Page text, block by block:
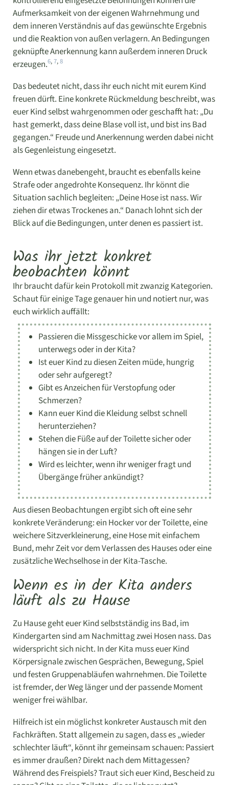
Aufmerksamkeit von der eigenen Wahrnehmung und
dem inneren Verständnis auf das gewünschte Ergebnis
und die Reaktion von außen verlagern. An Bedingungen
geknüpfte Anerkennung kann außerdem inneren Druck
erzeugen.6,7,8
Das bedeutet nicht, dass ihr euch nicht mit eurem Kind
freuen dürft. Eine konkrete Rückmeldung beschreibt, was
euer Kind selbst wahrgenommen oder geschafft hat: „Du
hast gemerkt, dass deine Blase voll ist, und bist ins Bad
gegangen.“ Freude und Anerkennung werden dabei nicht
als Gegenleistung eingesetzt.
Wenn etwas danebengeht, braucht es ebenfalls keine
Strafe oder angedrohte Konsequenz. Ihr könnt die
Situation sachlich begleiten: „Deine Hose ist nass. Wir
ziehen dir etwas Trockenes an.“ Danach lohnt sich der
Blick auf die Bedingungen, unter denen es passiert ist.
Was ihr jetzt konkret
beobachten könnt
Ihr braucht dafür kein Protokoll mit zwanzig Kategorien.
Schaut für einige Tage genauer hin und notiert nur, was
euch wirklich auffällt:
Passieren die Missgeschicke vor allem im Spiel,
unterwegs oder in der Kita?
Ist euer Kind zu diesen Zeiten müde, hungrig
oder sehr aufgeregt?
Gibt es Anzeichen für Verstopfung oder
Schmerzen?
Kann euer Kind die Kleidung selbst schnell
herunterziehen?
Stehen die Füße auf der Toilette sicher oder
hängen sie in der Luft?
Wird es leichter, wenn ihr weniger fragt und
Übergänge früher ankündigt?
Aus diesen Beobachtungen ergibt sich oft eine sehr
konkrete Veränderung: ein Hocker vor der Toilette, eine
weichere Sitzverkleinerung, eine Hose mit einfachem
Bund, mehr Zeit vor dem Verlassen des Hauses oder eine
zusätzliche Wechselhose in der Kita-Tasche.
Wenn es in der Kita anders
läuft als zu Hause
Zu Hause geht euer Kind selbstständig ins Bad, im
Kindergarten sind am Nachmittag zwei Hosen nass. Das
widerspricht sich nicht. In der Kita muss euer Kind
Körpersignale zwischen Gesprächen, Bewegung, Spiel
und festen Gruppenabläufen wahrnehmen. Die Toilette
ist fremder, der Weg länger und der passende Moment
weniger frei wählbar.
Hilfreich ist ein möglichst konkreter Austausch mit den
Fachkräften. Statt allgemein zu sagen, dass es „wieder
schlechter läuft“, könnt ihr gemeinsam schauen: Passiert
es immer draußen? Direkt nach dem Mittagessen?
Während des Freispiels? Traut sich euer Kind, Bescheid zu